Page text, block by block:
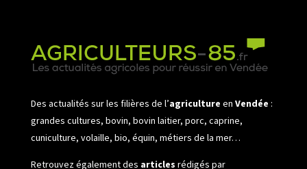
Des actualités sur les filières de l’agriculture en Vendée :
grandes cultures, bovin, bovin laitier, porc, caprine,
cuniculture, volaille, bio, équin, métiers de la mer…
Retrouvez également des articles rédigés par